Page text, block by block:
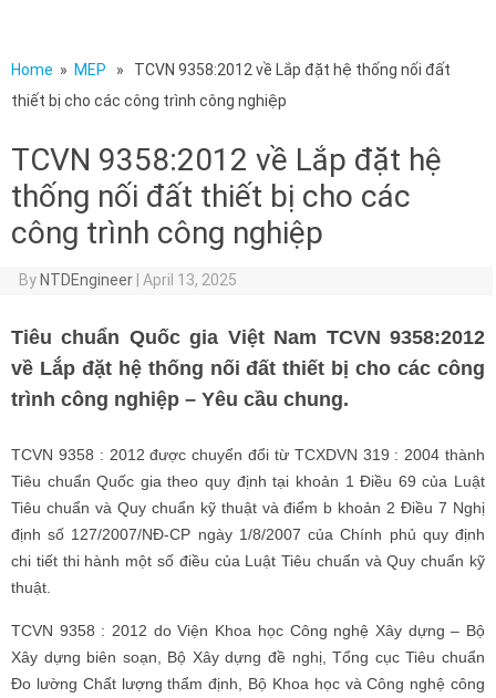
Home » MEP » TCVN 9358:2012 về Lắp đặt hệ thống nối đất
thiết bị cho các công trình công nghiệp
TCVN 9358:2012 về Lắp đặt hệ
thống nối đất thiết bị cho các
công trình công nghiệp
ByNTDEngineer | April 13, 2025
Tiêu chuẩn Quốc gia Việt Nam TCVN 9358:2012
về Lắp đặt hệ thống nối đất thiết bị cho các công
trình công nghiệp – Yêu cầu chung.
TCVN 9358 : 2012 được chuyển đổi từ TCXDVN 319 : 2004 thành
Tiêu chuẩn Quốc gia theo quy định tại khoản 1 Điều 69 của Luật
Tiêu chuẩn và Quy chuẩn kỹ thuật và điểm b khoản 2 Điều 7 Nghị
định số 127/2007/NĐ-CP ngày 1/8/2007 của Chính phủ quy định
chi tiết thi hành một số điều của Luật Tiêu chuẩn và Quy chuẩn kỹ
thuật.
TCVN 9358 : 2012 do Viện Khoa học Công nghệ Xây dựng – Bộ
Xây dựng biên soạn, Bộ Xây dựng đề nghị, Tổng cục Tiêu chuẩn
Đo lường Chất lượng thẩm định, Bộ Khoa học và Công nghệ công